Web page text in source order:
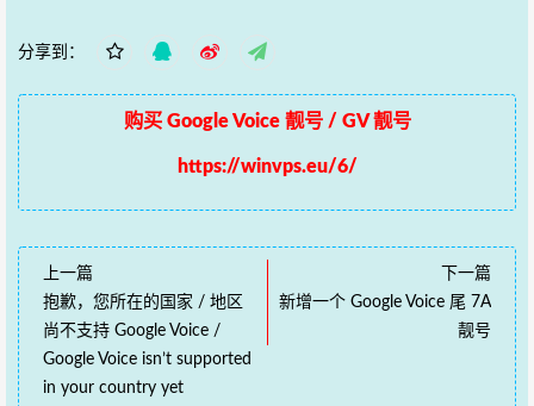
分享到：
购买 Google Voice 靓号 / GV 靓号
https://winvps.eu/6/
上一篇
抱歉，您所在的国家 / 地区
尚不支持 Google Voice /
Google Voice isn’t supported
in your country yet
下一篇
新增一个 Google Voice 尾 7A
靓号